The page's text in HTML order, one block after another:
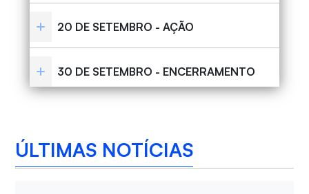
20 DE SETEMBRO - AÇÃO
30 DE SETEMBRO - ENCERRAMENTO
ÚLTIMAS NOTÍCIAS